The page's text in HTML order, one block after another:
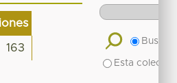
163
Buscar
Esta